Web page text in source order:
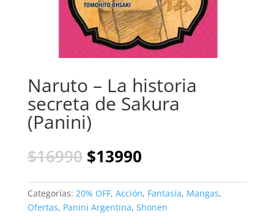
Naruto – La historia
secreta de Sakura
(Panini)
$16990 El
precio
original
era:
$16990.
$13990El
actual
es:
$13990.
Categorías: 20% OFF, Acción, Fantasía, Mangas,
Ofertas, Panini Argentina, Shonen